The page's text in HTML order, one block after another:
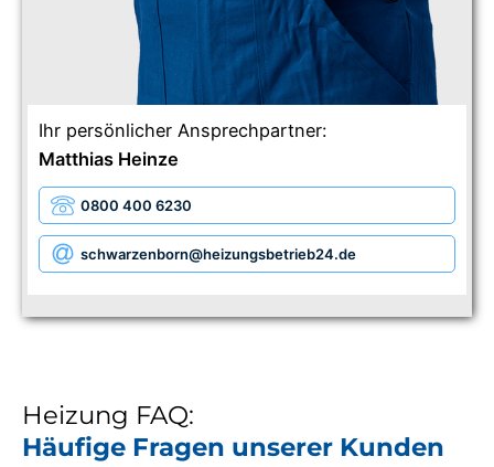
Ihr persönlicher Ansprechpartner:
Matthias Heinze
0800 400 6230
schwarzenborn@heizungsbetrieb24.de
Heizung FAQ:
Häufige Fragen unserer Kunden